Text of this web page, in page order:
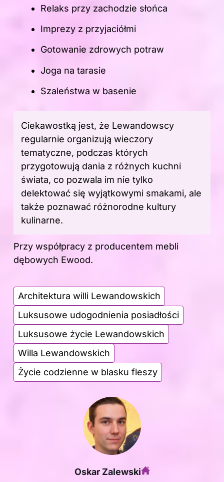
Relaks przy zachodzie słońca
Imprezy z przyjaciółmi
Gotowanie zdrowych potraw
Joga na tarasie
Szaleństwa w basenie
Ciekawostką jest, że Lewandowscy
regularnie organizują wieczory
tematyczne, podczas których
przygotowują dania z różnych kuchni
świata, co pozwala im nie tylko
delektować się wyjątkowymi smakami, ale
także poznawać różnorodne kultury
kulinarne.
Przy współpracy z producentem mebli
dębowych Ewood.
Architektura willi Lewandowskich
Luksusowe udogodnienia posiadłości
Luksusowe życie Lewandowskich
Willa Lewandowskich
Życie codzienne w blasku fleszy
Oskar Zalewski